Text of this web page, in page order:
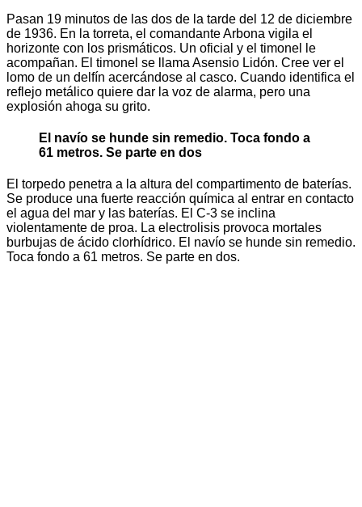
Pasan 19 minutos de las dos de la tarde del 12 de diciembre
de 1936. En la torreta, el comandante Arbona vigila el
horizonte con los prismáticos. Un oficial y el timonel le
acompañan. El timonel se llama Asensio Lidón. Cree ver el
lomo de un delfín acercándose al casco. Cuando identifica el
reflejo metálico quiere dar la voz de alarma, pero una
explosión ahoga su grito.
El navío se hunde sin remedio. Toca fondo a
61 metros. Se parte en dos
El torpedo penetra a la altura del compartimento de baterías.
Se produce una fuerte reacción química al entrar en contacto
el agua del mar y las baterías. El C-3 se inclina
violentamente de proa. La electrolisis provoca mortales
burbujas de ácido clorhídrico. El navío se hunde sin remedio.
Toca fondo a 61 metros. Se parte en dos.